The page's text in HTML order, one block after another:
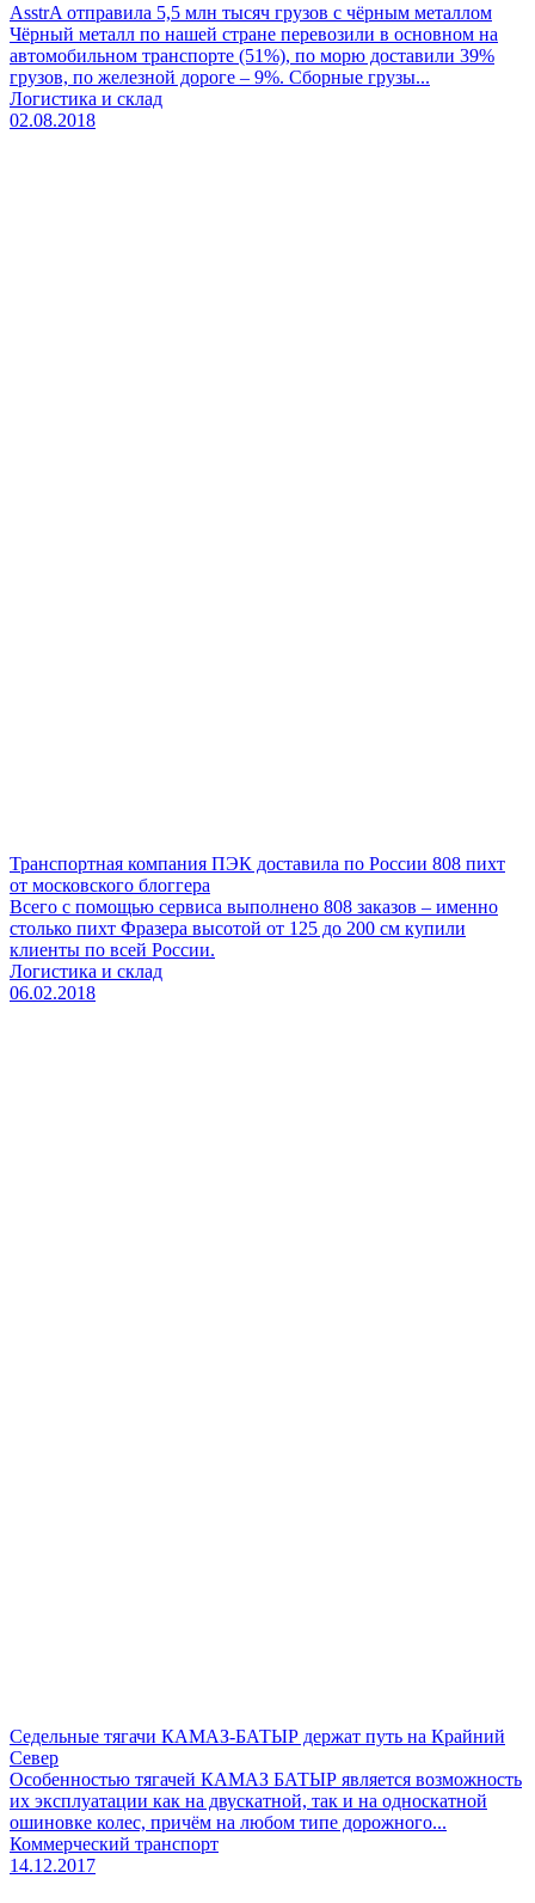
AsstrA отправила 5,5 млн тысяч грузов с чёрным металлом
Чёрный металл по нашей стране перевозили в основном на
автомобильном транспорте (51%), по морю доставили 39%
грузов, по железной дороге – 9%. Сборные грузы...
Логистика и склад
02.08.2018
Транспортная компания ПЭК доставила по России 808 пихт
от московского блоггера
Всего с помощью сервиса выполнено 808 заказов – именно
столько пихт Фразера высотой от 125 до 200 см купили
клиенты по всей России.
Логистика и склад
06.02.2018
Седельные тягачи КАМАЗ-БАТЫР держат путь на Крайний
Север
Особенностью тягачей КАМАЗ БАТЫР является возможность
их эксплуатации как на двускатной, так и на односкатной
ошиновке колес, причём на любом типе дорожного...
Коммерческий транспорт
14.12.2017